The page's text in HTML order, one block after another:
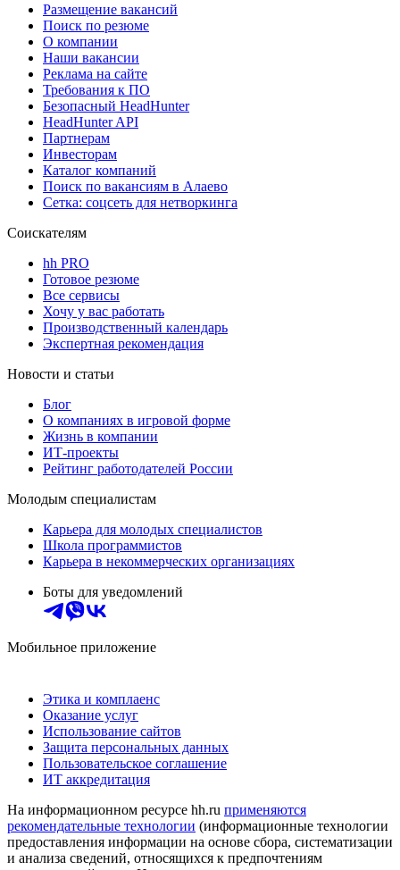
Размещение вакансий
Поиск по резюме
О компании
Наши вакансии
Реклама на сайте
Требования к ПО
Безопасный HeadHunter
HeadHunter API
Партнерам
Инвесторам
Каталог компаний
Поиск по вакансиям в Алаево
Сетка: соцсеть для нетворкинга
Соискателям
hh PRO
Готовое резюме
Все сервисы
Хочу у вас работать
Производственный календарь
Экспертная рекомендация
Новости и статьи
Блог
О компаниях в игровой форме
Жизнь в компании
ИТ-проекты
Рейтинг работодателей России
Молодым специалистам
Карьера для молодых специалистов
Школа программистов
Карьера в некоммерческих организациях
Боты для уведомлений
Мобильное приложение
Этика и комплаенс
Оказание услуг
Использование сайтов
Защита персональных данных
Пользовательское соглашение
ИТ аккредитация
На информационном ресурсе hh.ru применяются
рекомендательные технологии (информационные технологии
предоставления информации на основе сбора, систематизации
и анализа сведений, относящихся к предпочтениям